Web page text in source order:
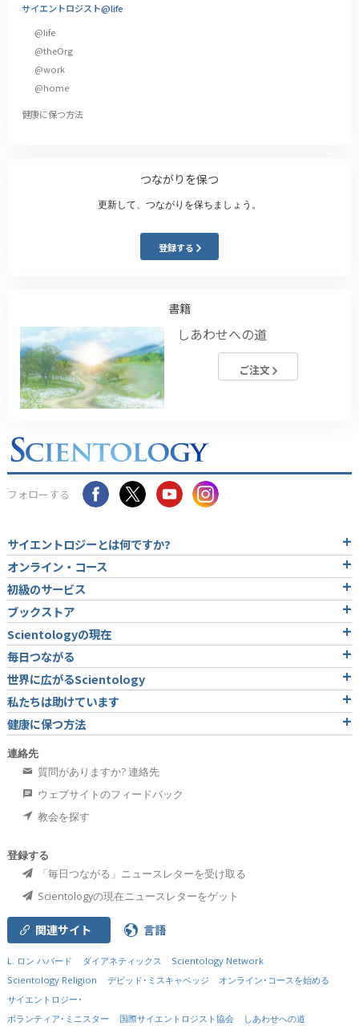
サイエントロジスト@life
@life
@theOrg
@work
@home
健康に保つ方法
つながりを保つ
更新して、つながりを保ちましょう。
登録する
書籍
しあわせへの道
ご注文
フォローする
サイエントロジーとは何ですか?
オンライン・コース
初級のサービス
ブックストア
Scientologyの現在
毎日つながる
世界に広がるScientology
私たちは助けています
健康に保つ方法
連絡先
質問がありますか? 連絡先
ウェブサイトのフィードバック
教会を探す
登録する
「毎日つながる」ニュースレターを受け取る
Scientologyの現在ニュースレターをゲット
関連サイト 言語
L. ロン ハバード ダイアネティックス
Scientology Network
Scientology Religion
デビッド･ミスキャベッジ
オンライン･コースを始める
サイエントロジー･
ボランティア･ミニスター
国際サイエントロジスト協会 しあわせへの道